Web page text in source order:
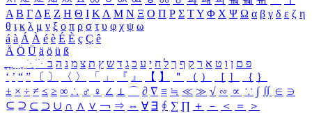
Α Β ΓΔ Ε Ζ Η Θ Ι ΚΛ Μ Ν Ξ Ο Π Ρ Σ ΤΥ Φ Χ Ψ Ω α β γ δ ε ζ η
θ ι κ λ μ ν ξ ο π ρ σ τ υ φ χ ψ ω
á à Á À é è É È ç Ç ê
Ä Ö Ü ä ö ü ß
ִֶֹ ֻּ ׁׂ פ ם ן ו ט א ר ק ף ך ל ח י ע כ ג ד ש ץ ת צ מ נ ה ב
‘ ’ “ ” 〔 〕 〈 〉 「 」 『 』 【 】 ＂ （ ） ［ ］ ｛ ｝
± × ÷ ≠ ≤ ≥ ∞ ∴ ♂ ♀ ∠ ⊥ ⌒ ∂ ∇ ≡ ≒ ≪ ≫ √ ∽ ∝ ∵ ∫ ∬ ∈ ∋
⊆ ⊇ ⊂ ⊃ ∪ ∩ ∧ ∨ ￢ ⇒ ⇔ ∀ ∃ ∮ ∑ ∏ ＋ － ＜ ＝
＞